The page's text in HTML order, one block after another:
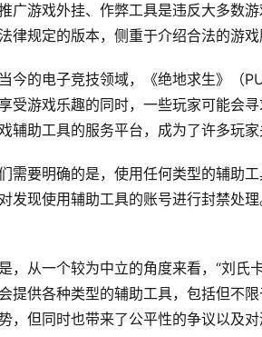
广游戏外挂、作弊工具是违反大多数
律规定的版本，侧重于介绍合法的游戏
今的电子竞技领域，《绝地求生》（
受游戏乐趣的同时，一些玩家可能会
辅助工具的服务平台，成为了许多玩家
需要明确的是，使用任何类型的辅助
发现使用辅助工具的账号进行封禁处
，从一个较为中立的角度来看，“刘氏
提供各种类型的辅助工具，包括但不
，但同时也带来了公平性的争议以及对